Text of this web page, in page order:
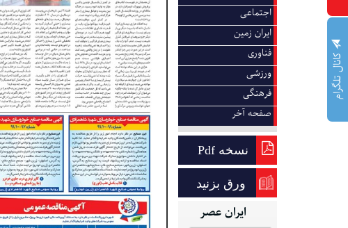
کانال تلگرام
اجتماعی
ایران زمین
فناوری
ورزشی
فرهنگی
صفحه آخر
نسخه Pdf
ورق بزنید
ایران عصر